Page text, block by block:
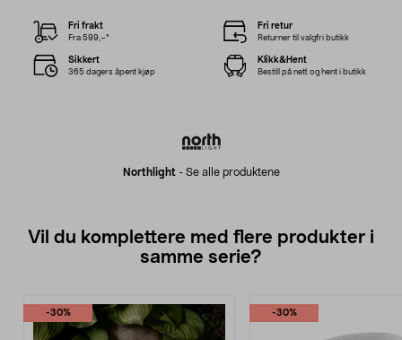
Northlight - Se alle produktene
Fri frakt
Fra 599,–*
Fri retur
Returner til valgfri butikk
Sikkert
365 dagers åpent kjøp
Klikk&Hent
Bestill på nett og hent i butikk
Vil du komplettere med flere produkter i
samme serie?
-30% -30%